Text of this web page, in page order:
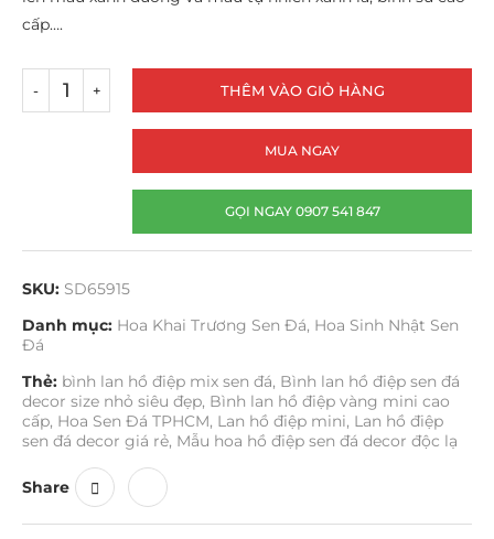
cấp….
THÊM VÀO GIỎ HÀNG
MUA NGAY
GỌI NGAY 0907 541 847
SKU: SD65915
Danh mục: Hoa Khai Trương Sen Đá, Hoa Sinh Nhật Sen
Đá
Thẻ: bình lan hồ điệp mix sen đá, Bình lan hồ điệp sen đá
decor size nhỏ siêu đẹp, Bình lan hồ điệp vàng mini cao
cấp, Hoa Sen Đá TPHCM, Lan hồ điệp mini, Lan hồ điệp
sen đá decor giá rẻ, Mẫu hoa hồ điệp sen đá decor độc lạ
Share